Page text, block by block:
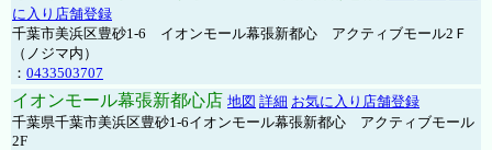
に入り店舗登録
千葉市美浜区豊砂1-6 イオンモール幕張新都心 アクティブモール2Ｆ
（ノジマ内）
： 0433503707
イオンモール幕張新都心店 地図 詳細 お気に入り店舗登録
千葉県千葉市美浜区豊砂1-6イオンモール幕張新都心 アクティブモール
2F